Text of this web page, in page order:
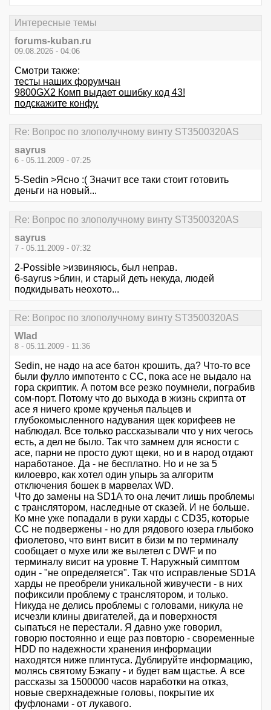
Интересные темы
forums-kuban.ru
09.08.2026 - 04:06
Смотри также:
тесты наших форумчан
9800GX2 Комп выдает ошибку код 43!
подскажите конфу.
Re: Вопрос по злополучному винту ST3500320AS
sayrus
6 - 05.11.2009 - 07:25
5-Sedin >Ясно :( Значит все таки стоит готовить
деньги на новый...
Re: Вопрос по злополучному винту ST3500320AS
sayrus
7 - 05.11.2009 - 07:32
2-Possible >извиняюсь, был неправ.
6-sayrus >блин, и старый деть некуда, людей
подкидывать неохото...
Re: Вопрос по злополучному винту ST3500320AS
Wlad
8 - 05.11.2009 - 11:36
Sedin, не надо на асе батон крошить, да? Что-то все
были фулло импотенто с СС, пока асе не выдало на
гора скриптик. А потом все резко поумнели, пограбив
сом-порт. Потому что до выхода в жизнь скрипта от
асе я ничего кроме крученья пальцев и
глубокомысленного надувания щек корифеев не
наблюдал. Все только рассказывали что у них чегось
есть, а дел не было. Так что замнем для ясности с
асе, парни не просто дуют щеки, но и в народ отдают
наработаное. Да - не бесплатно. Но и не за 5
килоевро, как хотел один упырь за алгоритм
отключения бошек в марвелах WD.
Что до замены на SD1A то она лечит лишь проблемы
с транслятором, наследные от сказей. И не больше.
Ко мне уже попадали в руки харды с CD35, которые
СС не подвержены - но для рядового юзера глыбоко
фиолетово, что винт висит в бизи м по терминалу
сообщает о мухе или же вылетел с DWF и по
терминалу висит на уровне T. Наружный симптом
один - "не определяется". Так что исправленые SD1А
харды не преобрели уникальной живучести - в них
пофиксили проблему с транслятором, и только.
Никуда не делись проблемы с головами, никула не
исчезли клины двигателей, да и поверхностя
сыпаться не перестали. Я давно уже говорил,
говорю постоянно и еще раз повторю - своременные
HDD по надежности хранения информации
находятся ниже плинтуса. Дублируйте информацию,
молясь святому Бэкапу - и будет вам щастье. А все
рассказы за 1500000 часов наработки на отказ,
новые сверхнадежные головы, покрытие их
фуфлонами - от лукавого.